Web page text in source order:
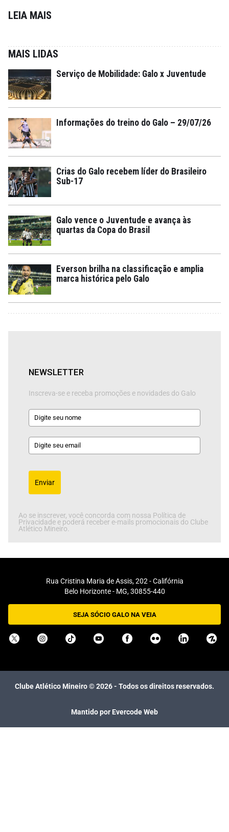
LEIA MAIS
MAIS LIDAS
Serviço de Mobilidade: Galo x Juventude
Informações do treino do Galo – 29/07/26
Crias do Galo recebem líder do Brasileiro
Sub-17
Galo vence o Juventude e avança às
quartas da Copa do Brasil
Everson brilha na classificação e amplia
marca histórica pelo Galo
NEWSLETTER
Inscreva-se e receba promoções e novidades do Galo
Enviar
Ao se inscrever, você concorda com nossa Política de
Privacidade e poderá receber e-mails promocionais do Clube
Atlético Mineiro.
Rua Cristina Maria de Assis, 202 - Califórnia
Belo Horizonte - MG, 30855-440
SEJA SÓCIO GALO NA VEIA
Clube Atlético Mineiro ©2026- Todos os direitos reservados.
Mantido por Evercode Web